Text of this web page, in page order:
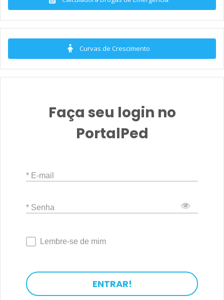
Curvas de Crescimento
Faça seu login no
PortalPed
* E-mail
* Senha
Lembre-se de mim
ENTRAR!